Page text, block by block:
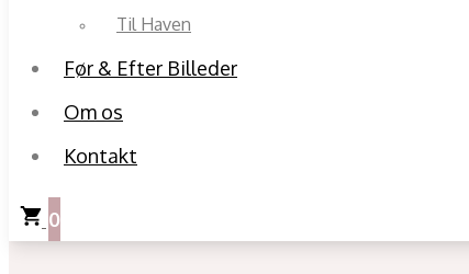
Til Haven
Før & Efter Billeder
Om os
Kontakt
0